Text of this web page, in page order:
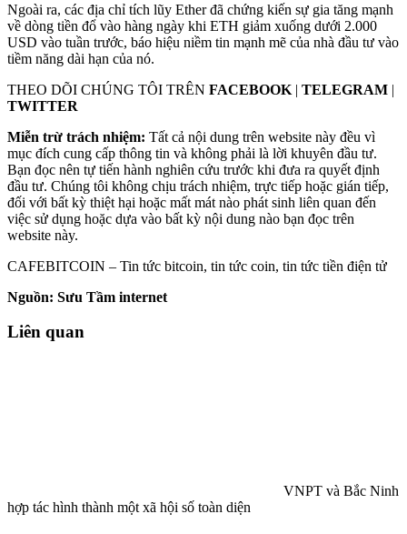
Ngoài ra, các địa chỉ tích lũy Ether đã chứng kiến ​​sự gia tăng mạnh
về dòng tiền đổ vào hàng ngày khi ETH giảm xuống dưới 2.000
USD vào tuần trước, báo hiệu niềm tin mạnh mẽ của nhà đầu tư vào
tiềm năng dài hạn của nó.
THEO DÕI CHÚNG TÔI TRÊN FACEBOOK | TELEGRAM |
TWITTER
Miễn trừ trách nhiệm: Tất cả nội dung trên website này đều vì
mục đích cung cấp thông tin và không phải là lời khuyên đầu tư.
Bạn đọc nên tự tiến hành nghiên cứu trước khi đưa ra quyết định
đầu tư. Chúng tôi không chịu trách nhiệm, trực tiếp hoặc gián tiếp,
đối với bất kỳ thiệt hại hoặc mất mát nào phát sinh liên quan đến
việc sử dụng hoặc dựa vào bất kỳ nội dung nào bạn đọc trên
website này.
CAFEBITCOIN – Tin tức bitcoin, tin tức coin, tin tức tiền điện tử
Nguồn: Sưu Tầm internet
Liên quan